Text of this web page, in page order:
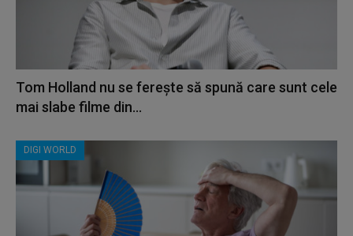
Tom Holland nu se ferește să spună care sunt cele
mai slabe filme din...
DIGI WORLD